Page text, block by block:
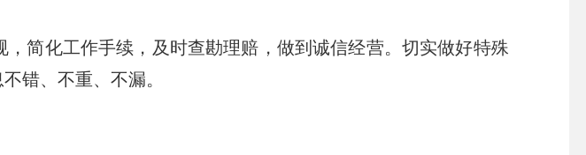
化工作手续，及时查勘理赔，做到诚信经营。切实做好特殊
错、不重、不漏。